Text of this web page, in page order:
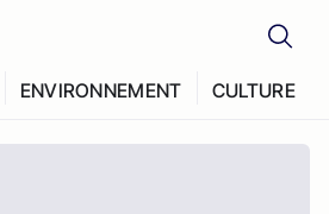
ENVIRONNEMENT CULTURE